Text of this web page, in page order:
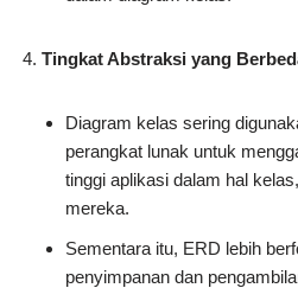
Tingkat Abstraksi yang
Diagram kelas sering
perangkat lunak untuk
tinggi aplikasi dalam hal
mereka.
Sementara itu, ERD lebih
penyimpanan dan